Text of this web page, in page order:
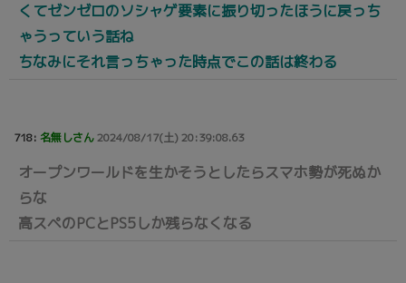
くてゼンゼロのソシャゲ要素に振り切ったほうに戻っち
ゃうっていう話ね
ちなみにそれ言っちゃった時点でこの話は終わる
718: 名無しさん2024/08/17(土) 20:39:08.63
オープンワールドを生かそうとしたらスマホ勢が死ぬか
らな
高スペのPCとPS5しか残らなくなる